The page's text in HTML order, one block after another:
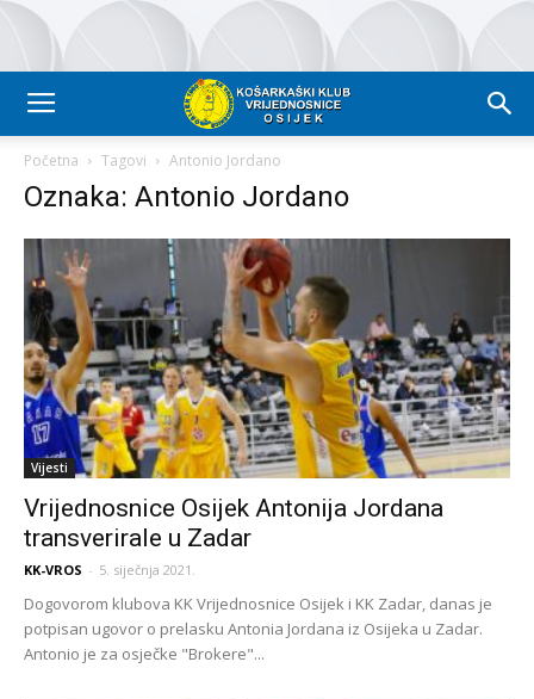
Početna Tagovi Antonio Jordano
Oznaka: Antonio Jordano
Vijesti
Vrijednosnice Osijek Antonija Jordana
transverirale u Zadar
KK-VROS - 5. siječnja 2021.
Dogovorom klubova KK Vrijednosnice Osijek i KK Zadar, danas je
potpisan ugovor o prelasku Antonia Jordana iz Osijeka u Zadar.
Antonio je za osječke "Brokere"...